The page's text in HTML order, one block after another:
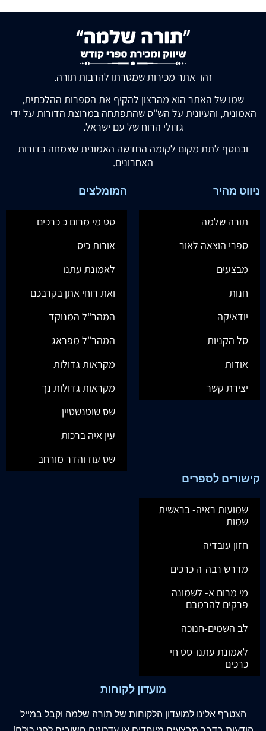
זהו אתר מכירות שמטרתו להרבות תורה.
שמו של האתר הוא מהרצון להקיף את הספרות ההלכתית,
האמונית, והעיונית על הש"ס שהתפתחה במרוצת הדורות על ידי
גדולי הרוח של עם ישראל.
ובנוסף לתת מקום לקומה החדשה האמונית שצמחה בדורות
האחרונים.
ניווט מהיר
תורה שלמה
ספרי הוצאה לאור
מבצעים
חנות
יודאיקה
סל הקניות
אודות
יצירת קשר
המומלצים
סט מי מרום כ כרכים
אורות כיס
לאמונת עתנו
ואת רוחי אתן בקרבכם
המהר"ל המנוקד
המהר"ל מפראג
מקראות גדולות
מקראות גדולות נך
שס שוטנשטיין
עין איה ברכות
שס עוז והדר מורחב
קישורים לספרים
שמועות ראיה- בראשית
שמות
חזון עובדיה
מדרש רבה-ה כרכים
מי מרום א- לשמונה
פרקים להרמבם
לב השמים-חנוכה
לאמונת עתנו-סט חי
כרכים
מועדון לקוחות
הצטרף אלינו למועדון הלקוחות של תורה שלמה וקבל במייל